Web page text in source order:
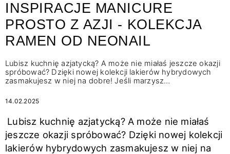
INSPIRACJE MANICURE
PROSTO Z AZJI - KOLEKCJA
RAMEN OD NEONAIL
Lubisz kuchnię azjatycką? A może nie miałaś jeszcze okazji
spróbować? Dzięki nowej kolekcji lakierów hybrydowych
zasmakujesz w niej na dobre! Jeśli marzysz…
14.02.2025
Lubisz kuchnię azjatycką? A może nie miałaś
jeszcze okazji spróbować? Dzięki nowej kolekcji
lakierów hybrydowych zasmakujesz w niej na